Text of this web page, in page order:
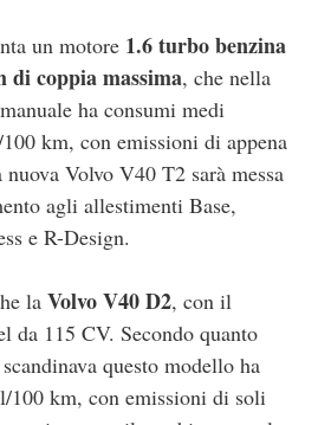
un motore 1.6 turbo benzina
di coppia massima, che nella
ha consumi medi
km, con emissioni di appena
Volvo V40 T2 sarà messa
agli allestimenti Base,
e R-Design.
la Volvo V40 D2, con il
da 115 CV. Secondo quanto
questo modello ha
100 km, con emissioni di soli